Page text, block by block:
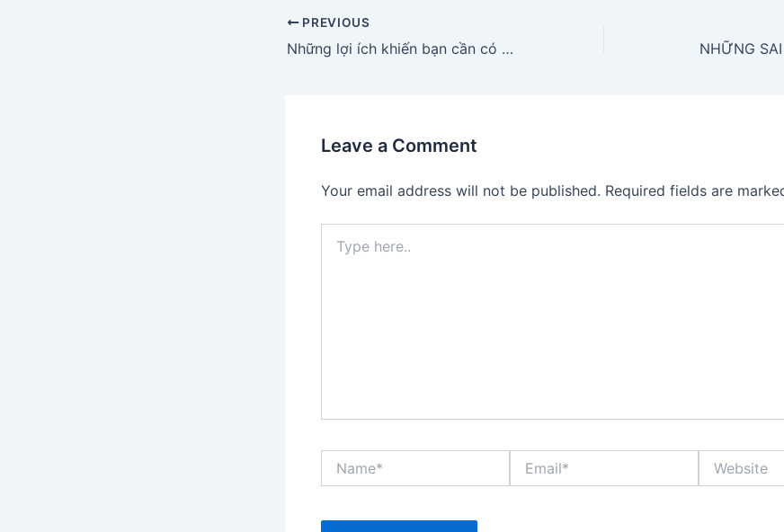
Post
navigation
PREVIOUS
Những lợi ích khiến bạn cần có một sản phẩm tẩy trang nếu muốn có làn da hoàn hảo NHỮNG
Leave a Comment
Your email address will not be published. Required fields are
here..